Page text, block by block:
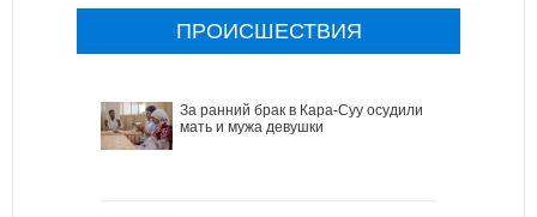
ПРОИСШЕСТВИЯ
За ранний брак в Кара-Суу осудили
мать и мужа девушки